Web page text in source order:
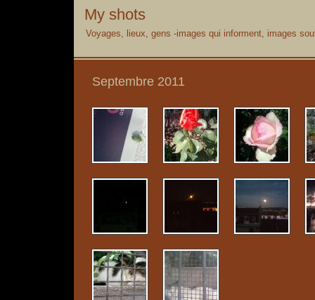
My shots
Voyages, lieux, gens -images qui informent, images
Septembre 2011